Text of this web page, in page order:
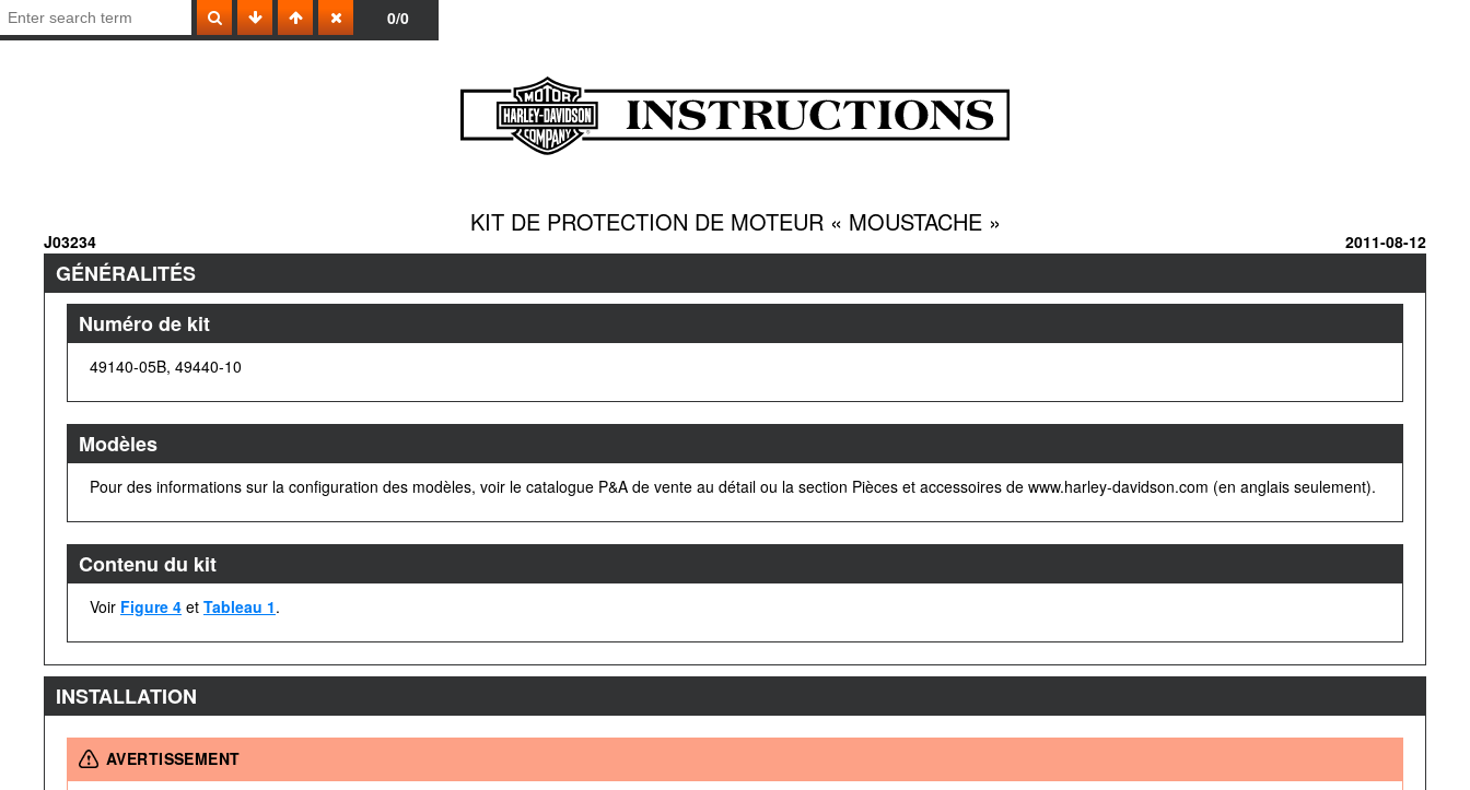
0/0
KIT DE PROTECTION DE MOTEUR « MOUSTACHE »
J03234 2011-08-12
GÉNÉRALITÉS
Numéro de kit
49140-05B, 49440-10
Modèles
Pour des informations sur la configuration des modèles, voir le catalogue P&A de vente au détail ou la section Pièces et accessoires de www.harley-davidson.com (en anglais seulement).
Contenu du kit
Voir Figure 4 et Tableau 1.
INSTALLATION
AVERTISSEMENT